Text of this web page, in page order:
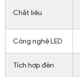
Chất liệu
Công nghệ LED
Tích hợp đèn